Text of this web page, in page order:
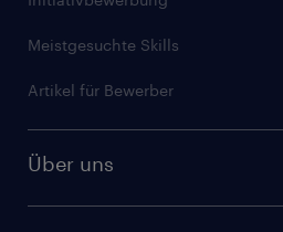
Artikel für Unternehmen
Meistgesuchte Skills
Artikel für Bewerber
Über uns
Kontakt und Standorte